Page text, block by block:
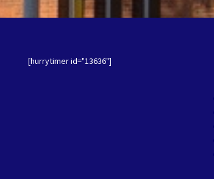
[hurrytimer id="13636"]